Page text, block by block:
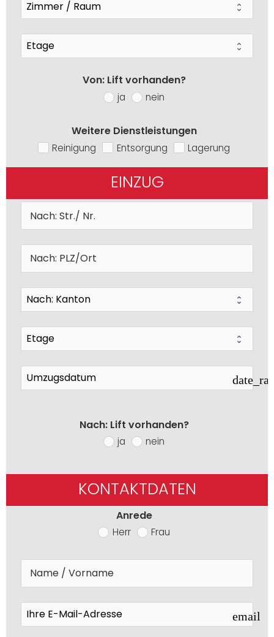
Von: Lift vorhanden?
ja nein
Weitere Dienstleistungen
Reinigung Entsorgung Lagerung
EINZUG
Nach: Lift vorhanden?
ja nein
KONTAKTDATEN
Anrede
Herr Frau
email